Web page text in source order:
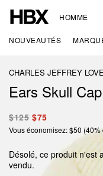
HOMME
NOUVEAUTÉS
CHARLES JEFFREY
Ears Skull Cap
$125 $75
Vous économisez: $50
Désolé, ce produit n'est
vendu.